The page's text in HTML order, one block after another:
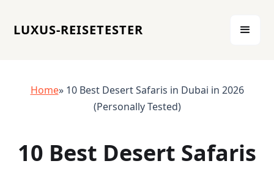
LUXUS-REISETESTER
Home» 10 Best Desert Safaris in Dubai in 2026
(Personally Tested)
10 Best Desert Safaris